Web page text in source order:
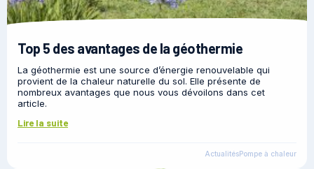
Top 5 des avantages de la géothermie
La géothermie est une source d’énergie renouvelable qui
provient de la chaleur naturelle du sol. Elle présente de
nombreux avantages que nous vous dévoilons dans cet
article.
Lire la suite
ActualitésPompe à chaleur